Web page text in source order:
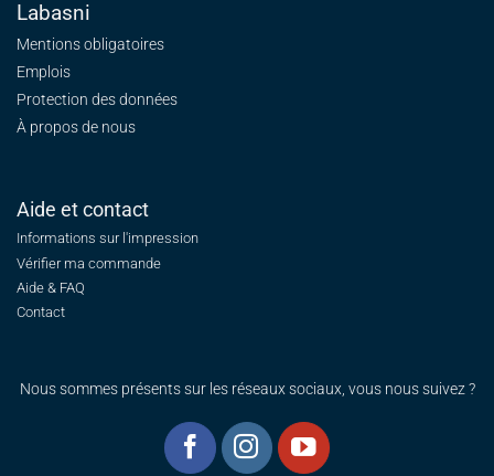
Labasni
Mentions obligatoires
Emplois
Protection des données
À propos de nous
Aide et contact
Informations sur l'impression
Vérifier ma commande
Aide & FAQ
Contact
Nous sommes présents sur les réseaux sociaux, vous nous suivez ?